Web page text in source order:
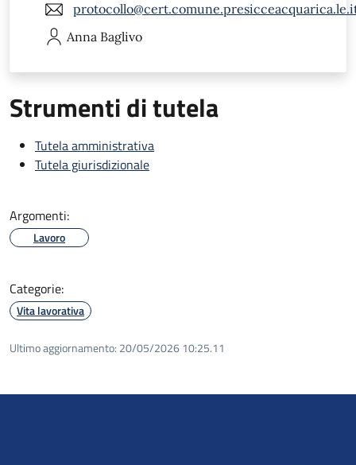
Anna Baglivo
Strumenti di tutela
Tutela amministrativa
Tutela giurisdizionale
Argomenti:
Lavoro
Categorie:
Vita lavorativa
Ultimo aggiornamento: 20/05/2026 10:25.11